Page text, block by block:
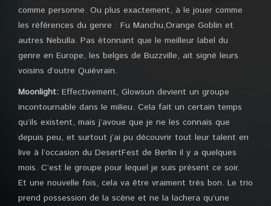
comme personne. Ou plus exactement, à le jouer comme
les références du genre : Fu Manchu,Orange Goblin et
autres Nebulla. Pas étonnant que le meilleur label du
genre en Europe, les belges de Buzzville, ait signé leurs
voisins d’outre Quiévrain.
Moonlight: Effectivement, Glowsun devient un groupe
incontournable dans le milieu. Cela fait un certain temps
qu’ils existent, mais j’avoue que je ne les connais que
depuis peu, et surtout j’ai pu découvrir tout leur talent en
live à l’occasion du DesertFest de Berlin il y a quelques
mois. C’est le groupe pour lequel je suis présent ce soir.
Et une nouvelle fois, cela va être vraiment très bon. Le trio
prend possession de la scène et ne la lachera qu’une